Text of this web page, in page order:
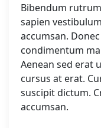
Bibendum
sapien
accumsan.
condimentum
Aenean sed erat
cursus at erat.
suscipit dictum.
accumsan.